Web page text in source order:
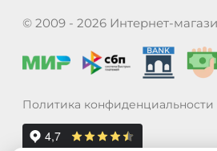
© 2009 - 2026 Интернет-
Политика конфиденциальности